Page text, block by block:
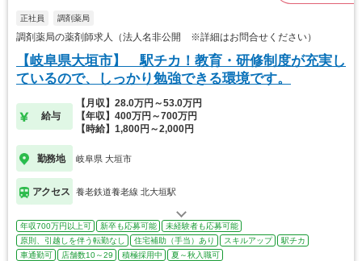
正社員 調剤薬局
調剤薬局の薬剤師求人（法人名非公開 ※詳細はお問合せください）
【岐阜県大垣市】 駅チカ！教育・研修制度が充実し
ているので、しっかり勉強できる環境です。
給与
【月収】28.0万円～53.0万円
【年収】400万円～700万円
【時給】1,800円～2,000円
勤務地 岐阜県 大垣市
アクセス 養老鉄道養老線 北大垣駅
年収700万円以上可 新卒も応募可能
未経験者も応募可能
原則、引越しを伴う転勤なし
住宅補助（手当）あり スキルアップ
駅チカ
車通勤可
店舗数10～29 積極採用中 夏～秋入職可